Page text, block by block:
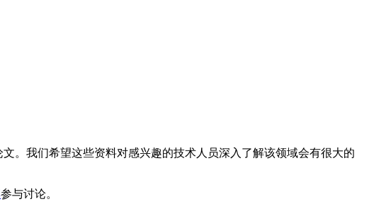
我们希望这些资料对感兴趣的技术人员深入了解该领域会有很大的
参与讨论。